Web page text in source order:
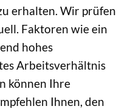
erhalten. Wir prüfen
Faktoren wie ein
hohes
Arbeitsverhältnis
können Ihre
Ihnen, den